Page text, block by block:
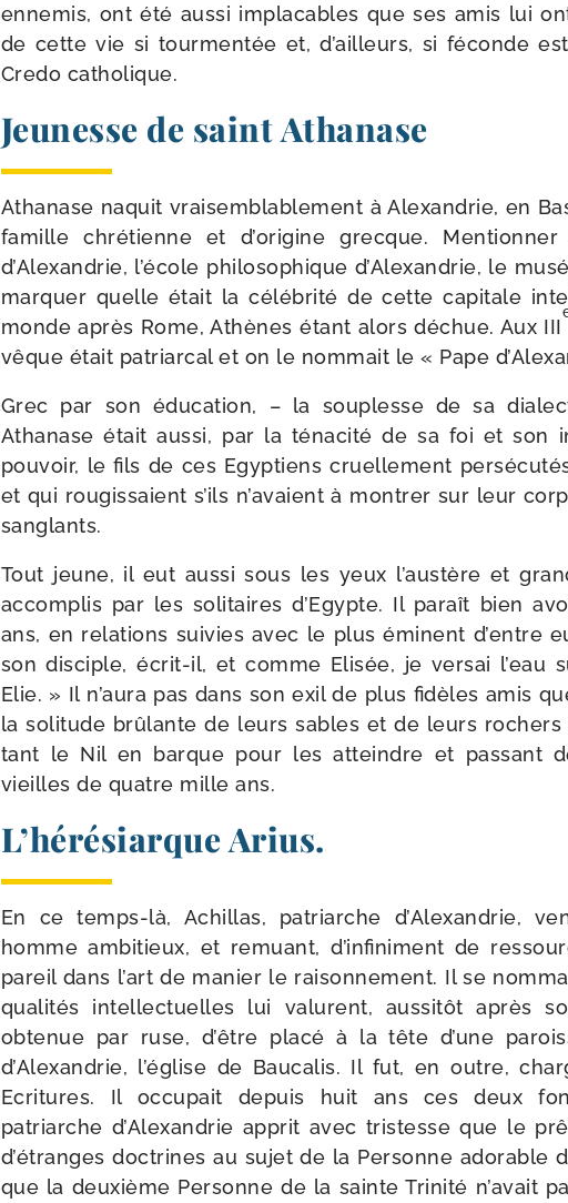
enne­mis, ont été aus­si impla­cables que ses amis lui
de cette vie si tour­mentée et, d’ailleurs, si féconde
Credo catholique.
Jeunesse de saint Athanase
Athanase naquit vrai­sem­bla­ble­ment à Alexandrie, en
famille chré­tienne et d’origine grecque.
d’Alexandrie, l’école philoso­phique d’Alexandrie, le
mar­quer quelle était la célé­bri­té de cette capi­tale
monde après Rome, Athènes étant alors déchue. Aux III
vêque était patriar­cal et on le nom­mait le « Pape
Grec par son édu­ca­tion, – la sou­plesse de sa
Athanase était aus­si, par la téna­ci­té de sa foi et son
pou­voir, le fils de ces Egyptiens cruel­lement
et qui rou­gis­saient s’ils n’avaient à mon­trer sur leur
sanglants.
Tout jeune, il eut aus­si sous les yeux l’austère et
accom­plis par les soli­taires d’Egypte. Il paraît bien
ans, en rela­tions sui­vies avec le plus émi­nent d’entre
son dis­ciple, écrit-​il, et comme Elisée, je ver­sai l’eau
Elie. » Il n’aura pas dans son exil de plus fidèles amis
la soli­tude brû­lante de leurs sables et de leurs rochers
tant le Nil en barque pour les atteindre et pas­sant
vieilles de quatre mille ans.
L’hérésiarque Arius.
En ce temps-​là, Achillas, patriarche d’Alexandrie,
homme ambi­tieux, et remuant, d’infiniment de
pareil dans l’art de manier le raison­nement. Il se
qua­li­tés intellec­tuelles lui valurent, aus­si­tôt après
obte­nue par ruse, d’être pla­cé à la tête d’une
d’Alexandrie, l’église de Baucalis. Il fut, en outre,
Ecritures. Il occu­pait depuis huit ans ces deux
patriarche d’Alexandrie apprit avec tris­tesse que le
d’étranges doc­trines au sujet de la Personne ado­rable
que la deuxième Personne de la sainte Trinité n’avait